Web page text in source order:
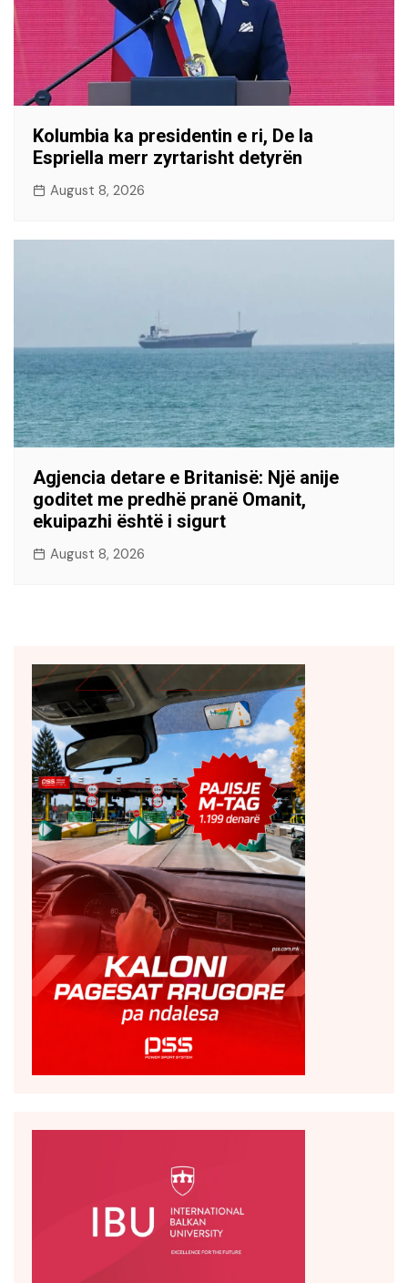
Kolumbia ka presidentin e ri, De la
Espriella merr zyrtarisht detyrën
August 8, 2026
Agjencia detare e Britanisë: Një anije
goditet me predhë pranë Omanit,
ekuipazhi është i sigurt
August 8, 2026